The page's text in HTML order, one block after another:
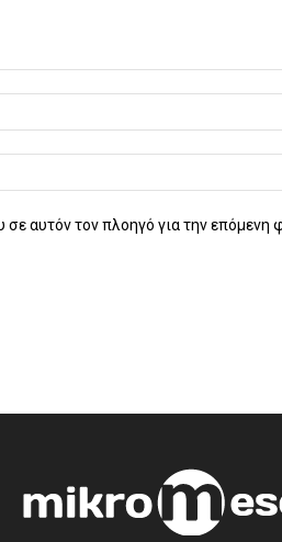
αυτόν τον πλοηγό για την επόμενη